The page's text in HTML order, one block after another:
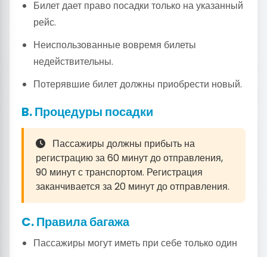
Билет дает право посадки только на указанный
рейс.
Неиспользованные вовремя билеты
недействительны.
Потерявшие билет должны приобрести новый.
B. Процедуры посадки
Пассажиры должны прибыть на
регистрацию за 60 минут до отправления,
90 минут с транспортом. Регистрация
заканчивается за 20 минут до отправления.
C. Правила багажа
Пассажиры могут иметь при себе только один